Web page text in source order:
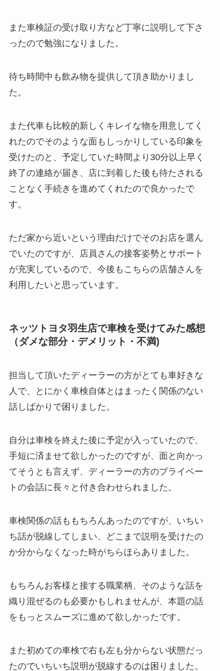
また車検証の受け取り方など丁寧に説明して下さ
ったので勉強になりました。
待ち時間中も飲み物を提供して頂き助かりまし
た。
また代車も比較的新しくキレイな物を用意してく
れたのでそのような面もしっかりしている印象を
受けたのと、予定していた時間より30分以上早く
終了の連絡が届き、店に到着した後も待たされる
ことなく手続きを進めてくれたので良かったで
す。
ただ家から近いという理由だけでそのお店を選ん
でいたのですが、店員さんの接客姿勢とサポート
が充実しているので、今後もこちらの店舗さんを
利用したいと思っています。
ネッツトヨタ羽生店で車検を受けてみた感想
（ダメな部分・デメリット・不満)
担当して頂いたディーラーの方がとても車好きな
人で、とにかく車検自体とはまったく関係のない
話しばかりで困りました。
自分は車検を終えた後に予定が入っていたので、
手短に済ませて欲しかったのですが、面と向かっ
てそうとも言えず、ディーラーの方のプライベー
トの会話に長々と付き合わせられました。
車検関係の話ももちろんあったのですが、いちい
ち話が脱線してしまい、どこまで説明を受けたの
か分からなくなった時がちらほらありました。
もちろんお客様と接する職業柄、そのような話を
織り混ぜるのも必要かもしれませんが、本題の話
をもっとスムーズに進めて欲しかったです。
また初めての車検で右も左も分からない状態だっ
たのでいちいち説明が脱線するのは困りました。